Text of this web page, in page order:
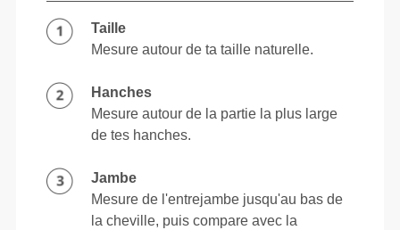
Taille
Mesure autour de ta taille naturelle.
Hanches
Mesure autour de la partie la plus large
de tes hanches.
Jambe
Mesure de l'entrejambe jusqu'au bas de
la cheville, puis compare avec la